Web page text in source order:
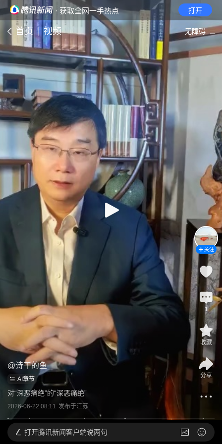
· 获取全网一手热点 打开
首页 视频 无障碍
@诗干的鱼
AI章节
对“深恶痛绝”的“深恶痛绝”
2026-06-22 08:11 发布于江苏
关注
1
收藏
分享
打开腾讯新闻客户端说两句